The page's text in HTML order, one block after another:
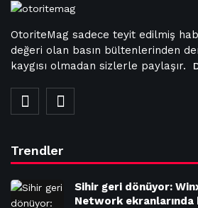
OtoriteMag sadece teyit edilmiş
değeri olan basın bültenlerinden
kaygısı olmadan sizlerle paylaşır.
Trendler
Sihir geri dönüyor:
Network ekranlarında